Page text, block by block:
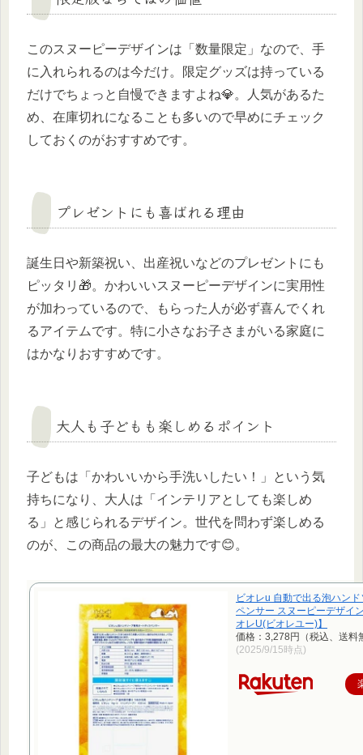
このスヌーピーデザインは「数量限定」なので、手
に入れられるのは今だけ。限定グッズは持っている
だけでちょっと自慢できますよね💎。人気があるた
め、在庫切れになることも多いので早めにチェック
しておくのがおすすめです。
プレゼントにも喜ばれる理由
誕生日や新築祝い、出産祝いなどのプレゼントにも
ピッタリ🎁。かわいいスヌーピーデザインに実用性
が加わっているので、もらった人が必ず喜んでくれ
るアイテムです。特に小さなお子さまがいる家庭に
はかなりおすすめです。
大人も子どもも楽しめるポイント
子どもは「かわいいから手洗いしたい！」という気
持ちになり、大人は「インテリアとしても楽しめ
る」と感じられるデザイン。世代を問わず楽しめる
のが、この商品の最大の魅力です😊。
ビオレu 自動で出る泡ハン
ペンサー スヌーピーデザイ
オレU(ビオレユー)】
価格：3,278円（税込、送料
(2025/9/15時点)